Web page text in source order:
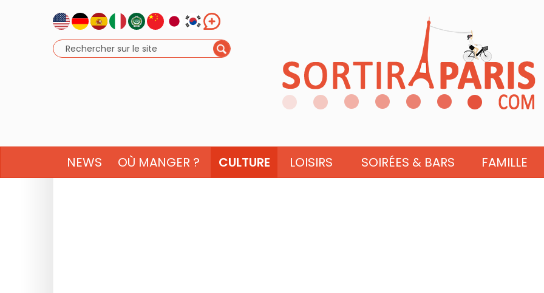
NEWS OÙ MANGER ? CULTURE LOISIRS SOIRÉES & BARS FAMILLE